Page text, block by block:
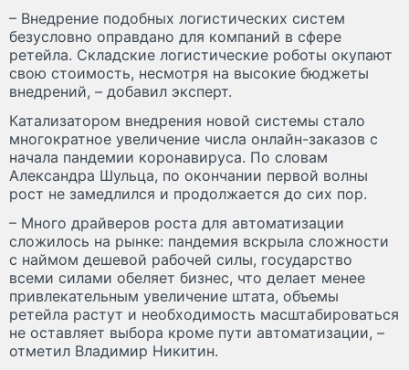
– Внедрение подобных логистических систем
безусловно оправдано для компаний в сфере
ретейла. Складские логистические роботы окупают
свою стоимость, несмотря на высокие бюджеты
внедрений, – добавил эксперт.
Катализатором внедрения новой системы стало
многократное увеличение числа онлайн-заказов с
начала пандемии коронавируса. По словам
Александра Шульца, по окончании первой волны
рост не замедлился и продолжается до сих пор.
– Много драйверов роста для автоматизации
сложилось на рынке: пандемия вскрыла сложности
с наймом дешевой рабочей силы, государство
всеми силами обеляет бизнес, что делает менее
привлекательным увеличение штата, объемы
ретейла растут и необходимость масштабироваться
не оставляет выбора кроме пути автоматизации, –
отметил Владимир Никитин.